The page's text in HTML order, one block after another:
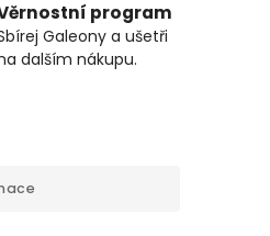
program
Galeony a ušetři
dalším nákupu.